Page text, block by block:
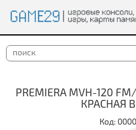
PREMIERA MVH-120
КРАСНАЯ
Код: